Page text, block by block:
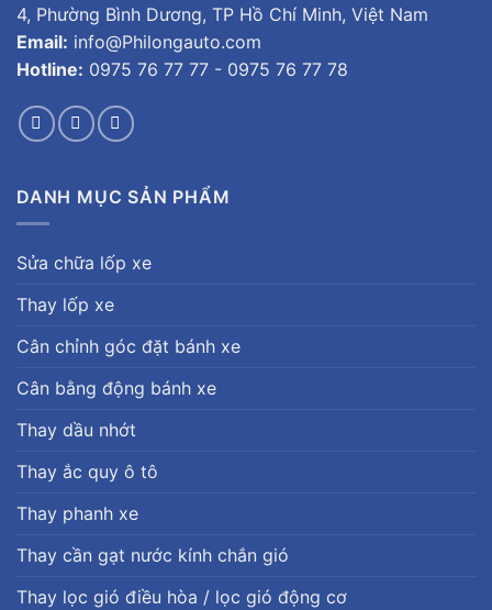
4, Phường Bình Dương, TP Hồ Chí Minh, Việt Nam
Email: info@Philongauto.com
Hotline: 0975 76 77 77 - 0975 76 77 78
DANH MỤC SẢN PHẨM
Sửa chữa lốp xe
Thay lốp xe
Cân chỉnh góc đặt bánh xe
Cân bằng động bánh xe
Thay dầu nhớt
Thay ắc quy ô tô
Thay phanh xe
Thay cần gạt nước kính chắn gió
Thay lọc gió điều hòa / lọc gió động cơ